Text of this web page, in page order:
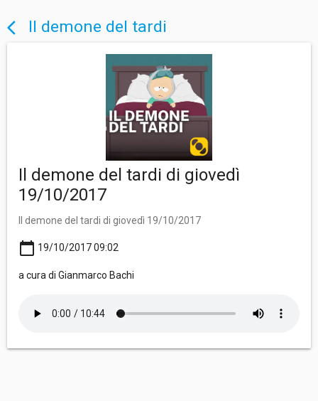
arrow_back_ios Il demone del tardi
Il demone del tardi di giovedì
19/10/2017
Il demone del tardi di giovedì 19/10/2017
calendar_today 19/10/2017 09:02
a cura di Gianmarco Bachi